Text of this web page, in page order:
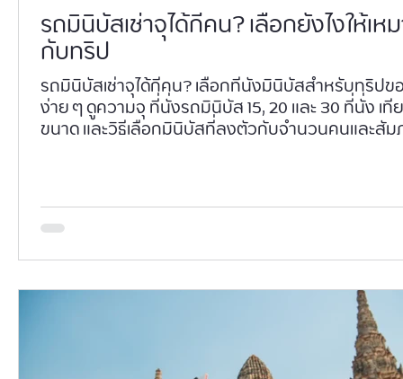
รถมินิบัสเช่าจุได้กี่คน? เลือกยังไงให้เห
กับทริป
รถมินิบัสเช่าจุได้กี่คน? เลือกที่นั่งมินิบัสสำหรับทริป
ง่าย ๆ ดูความจุ ที่นั่งรถมินิบัส 15, 20 และ 30 ที่นั่ง เที
ขนาด และวิธีเลือกมินิบัสที่ลงตัวกับจำนวนคนและสัม